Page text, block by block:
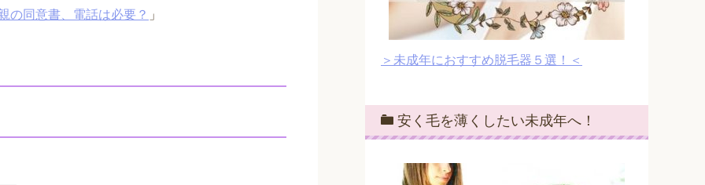
の同意書、電話は必要？ 」
＞未成年におすすめ脱毛器５選！＜
安く毛を薄くしたい未成年へ！